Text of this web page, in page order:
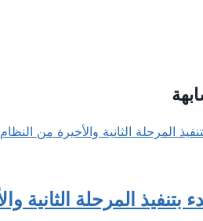
بتنفيذ المرحلة